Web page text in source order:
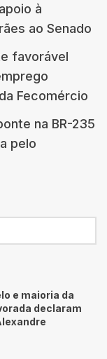
à
ao Senado
favorável
Fecomércio
na BR-235
pelo
e maioria da
declaram